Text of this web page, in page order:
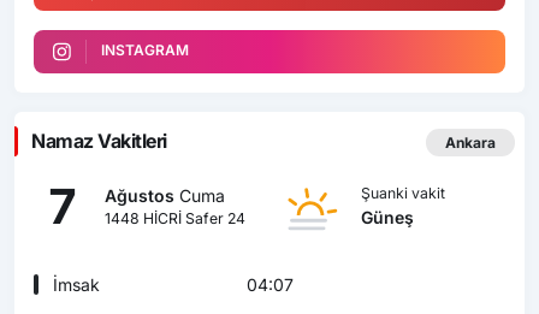
INSTAGRAM
Namaz Vakitleri Ankara
7 Ağustos Cuma
1448 HİCRİ Safer 24
Şuanki vakit
Güneş
İmsak 04:07